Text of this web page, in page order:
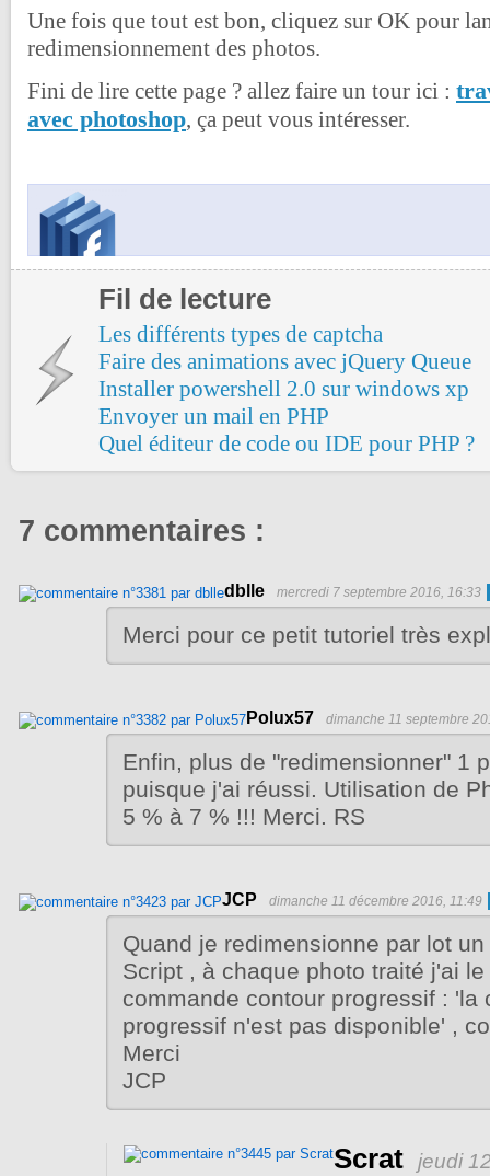
Une fois que tout est bon, cliquez sur OK pour
redimensionnement des photos.
Fini de lire cette page ? allez faire un tour ici :
avec photoshop, ça peut vous intéresser.
Fil de lecture
Les différents types de captcha
Faire des animations avec jQuery Queue
Installer powershell 2.0 sur windows xp
Envoyer un mail en PHP
Quel éditeur de code ou IDE pour PHP ?
7 commentaires :
dblle mercredi 7 septembre 2016, 16:33
Merci pour ce petit tutoriel très
Polux57 dimanche 11 septembre
Enfin, plus de "redimensionner" 1
puisque j'ai réussi. Utilisation de
5 % à 7 % !!! Merci. RS
JCP dimanche 11 décembre 2016, 11:49
Quand je redimensionne par lot
Script , à chaque photo traité j'ai
commande contour progressif : 'la
progressif n'est pas disponible' ,
Merci
JCP
Scrat jeudi